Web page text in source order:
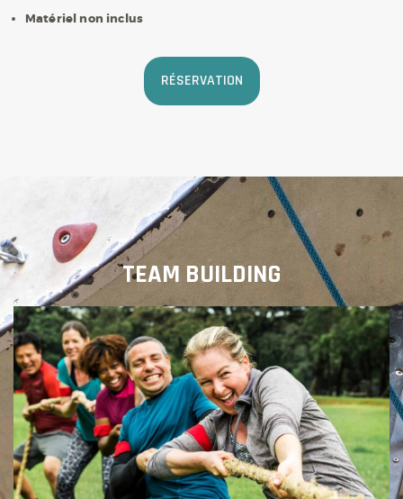
Matériel non inclus
RÉSERVATION
TEAM BUILDING